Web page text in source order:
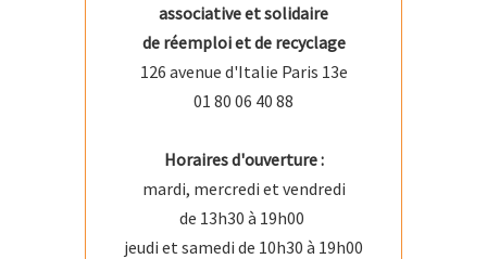
associative et solidaire
de réemploi et de recyclage
126 avenue d'Italie Paris 13e
01 80 06 40 88
Horaires d'ouverture :
mardi, mercredi et vendredi
de 13h30 à 19h00
jeudi et samedi de 10h30 à 19h00